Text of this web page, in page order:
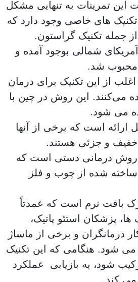
این تمرینات به تنهایی مشکل
های خاصی وجود دارد که
جمله تکنیک گراستون.
شمالی بوجود آمده و
از این تکنیک برای درمان
می‌کنند. این روش در چین با
قابل ارائه است که برخی از آنها
و جزئی هستند.
روش درمانی دستی است که
ساخته شده از چوب و فلز
بافت نرم است که عمدتاً
پزشکان استئو پاتیک،
درمانگران و برخی از ماساژ
می شود. هنگامی که این تکنیک
شود، به بازیابی عملکرد
کند.